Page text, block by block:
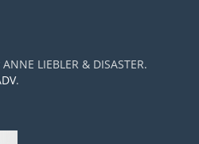
LIEBLER & DISASTER.
.